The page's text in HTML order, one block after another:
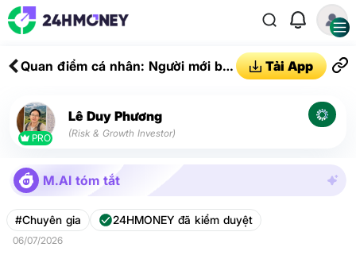
Quan điểm cá nhân: Người mới bắt
(Phần 2)
Tải App
PRO
Lê Duy Phương
(Risk & Growth Investor)
M.AI tóm tắt
#Chuyên gia 24HMONEY đã kiểm duyệt
06/07/2026